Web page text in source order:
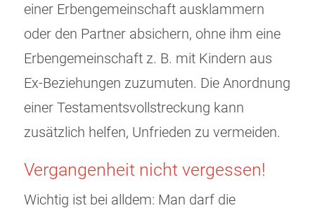
einer Erbengemeinschaft ausklammern
oder den Partner absichern, ohne ihm eine
Erbengemeinschaft z. B. mit Kindern aus
Ex-Beziehungen zuzumuten. Die Anordnung
einer Testamentsvollstreckung kann
zusätzlich helfen, Unfrieden zu vermeiden.
Vergangenheit nicht vergessen!
Wichtig ist bei alldem: Man darf die